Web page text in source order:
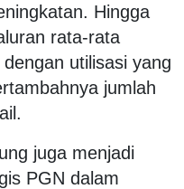
Hingga
rata-rata
utilisasi yang
jumlah
juga menjadi
PGN dalam